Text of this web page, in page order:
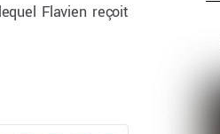
Flavien reçoit